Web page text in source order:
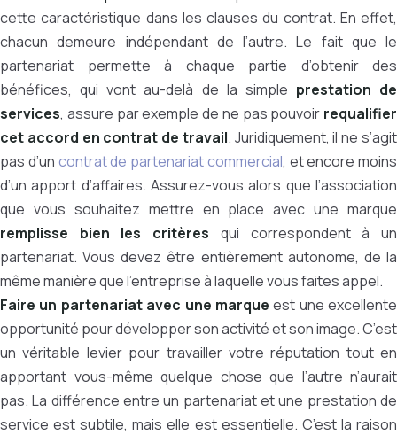
cette caractéristique dans les clauses du contrat. En effet,
chacun demeure indépendant de l’autre. Le fait que le
partenariat permette à chaque partie d’obtenir des
bénéfices, qui vont au-delà de la simple prestation de
services, assure par exemple de ne pas pouvoir requalifier
cet accord en contrat de travail. Juridiquement, il ne s’agit
pas d’un contrat de partenariat commercial, et encore moins
d’un apport d’affaires. Assurez-vous alors que l’association
que vous souhaitez mettre en place avec une marque
remplisse bien les critères qui correspondent à un
partenariat. Vous devez être entièrement autonome, de la
même manière que l’entreprise à laquelle vous faites appel.
Faire un partenariat avec une marque est une excellente
opportunité pour développer son activité et son image. C’est
un véritable levier pour travailler votre réputation tout en
apportant vous-même quelque chose que l’autre n’aurait
pas. La différence entre un partenariat et une prestation de
service est subtile, mais elle est essentielle. C’est la raison